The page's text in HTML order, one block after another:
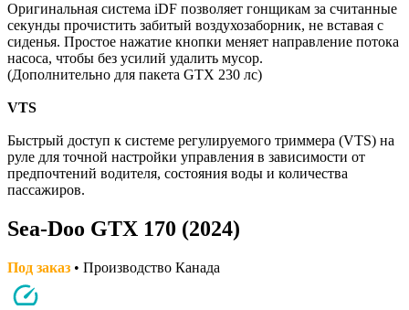
Оригинальная система iDF позволяет гонщикам за считанные
секунды прочистить забитый воздухозаборник, не вставая с
сиденья. Простое нажатие кнопки меняет направление потока
насоса, чтобы без усилий удалить мусор.
(Дополнительно для пакета GTX 230 лс)
VTS
Быстрый доступ к системе регулируемого триммера (VTS) на
руле для точной настройки управления в зависимости от
предпочтений водителя, состояния воды и количества
пассажиров.
Sea-Doo GTX 170 (2024)
Под заказ • Производство Канада